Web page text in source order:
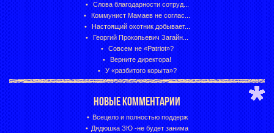
Слова благодарности сотруд...
Коммунист Мамаев не соглас...
Настоящий охотник добывает...
Георгий Прокопьевич Загайн...
Совсем не «Patriot»?
Верните директора!
У «разбитого корыта»?
НОВЫЕ КОММЕНТАРИИ
Всецело и полностью поддерж
Дядюшка ЗЮ -не будет занима